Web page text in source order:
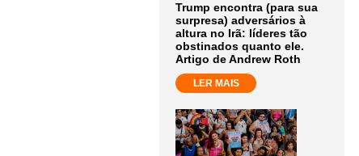
Trump encontra (para sua
surpresa) adversários à
altura no Irã: líderes tão
obstinados quanto ele.
Artigo de Andrew Roth
LER MAIS